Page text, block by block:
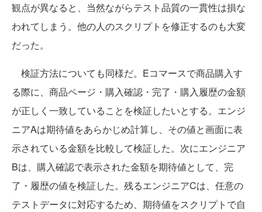
観点が異なると、当然ながらテスト品質の一貫性は損な
われてしまう。他の人のスクリプトを修正するのも大変
だった。
検証方法についても同様だ。Eコマースで商品購入す
る際に、商品ページ・購入確認・完了・購入履歴の金額
が正しく一致していることを検証したいとする。エンジ
ニアAは期待値をあらかじめ計算し、その値と画面に表
示されている金額を比較して検証した。次にエンジニア
Bは、購入確認で表示された金額を期待値として、完
了・履歴の値を検証した。残るエンジニアCは、任意の
テストデータに対応するため、期待値をスクリプトで自